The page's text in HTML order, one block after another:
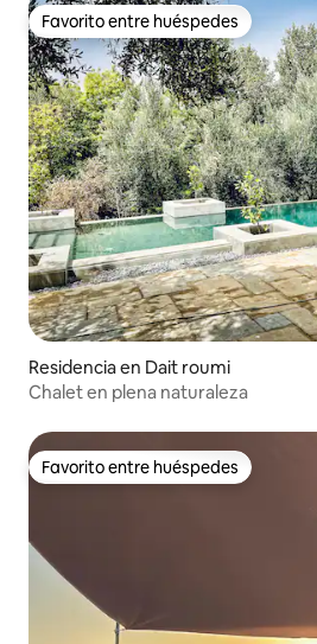
Favorito entre huéspedes
Favorito entre huéspedes
Residencia en Dait roumi
Chalet en plena naturaleza
Favorito entre huéspedes
Favorito entre huéspedes